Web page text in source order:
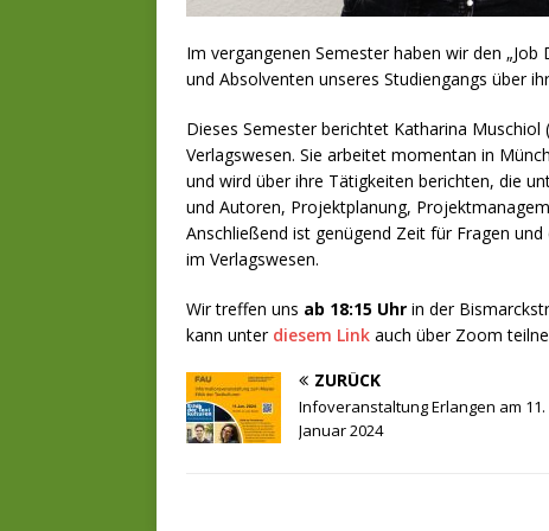
Im vergangenen Semester haben wir den
und Absolventen unseres Studiengangs über
Dieses Semester berichtet Katharina
Verlagswesen. Sie arbeitet momentan in
und wird über ihre Tätigkeiten berichten, die
und Autoren, Projektplanung,
Anschließend ist genügend Zeit für Fragen
im Verlagswesen.
Wir treffen uns ab 18:15 Uhr in der
kann unter diesem Link auch über Zoom
ZURÜCK
Infoveranstaltung Erlangen am 11.
Januar 2024